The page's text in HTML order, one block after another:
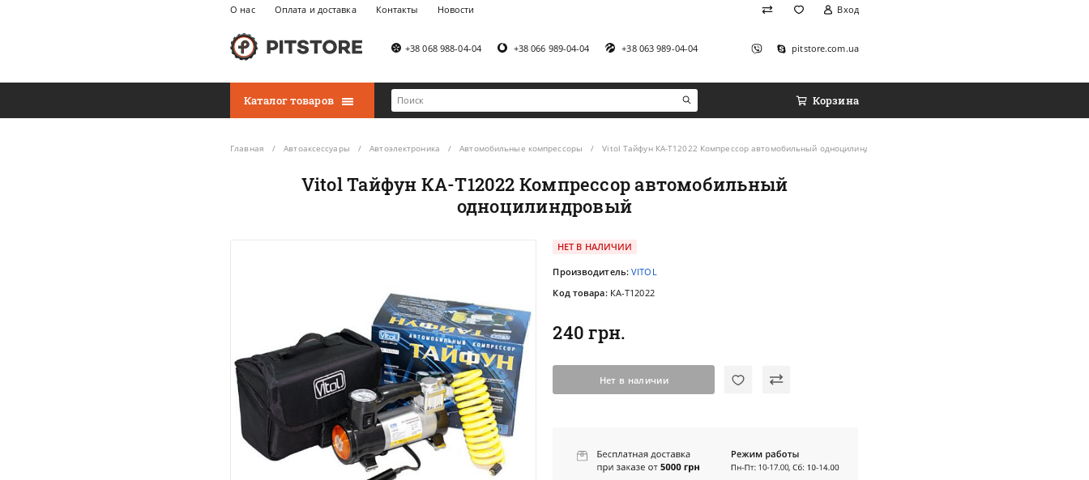
О нас Оплата и доставка Контакты Новости Вход
+38 068 988-04-04 +38 066 989-04-04 +38 063 989-04-04 pitstore.com.ua
Каталог товаров Корзина
Главная Автоаксессуары Автоэлектроника Автомобильные компрессоры Vitol Тайфун КА-T12022 Компрессор автомобильный одноцилиндровый
Vitol Тайфун КА-T12022 Компрессор автомобильный
одноцилиндровый
НЕТ В НАЛИЧИИ
Производитель:VITOL
Код товара: КА-T12022
240 грн.
Нет в наличии